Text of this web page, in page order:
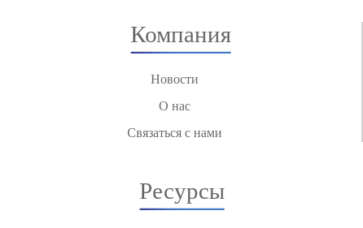
Компания
Новости
О нас
Связаться с нами
Ресурсы